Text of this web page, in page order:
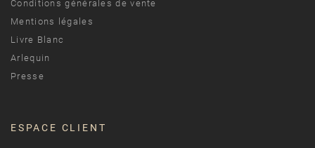
Conditions générales de vente
Mentions légales
Livre Blanc
Arlequin
Presse
ESPACE CLIENT